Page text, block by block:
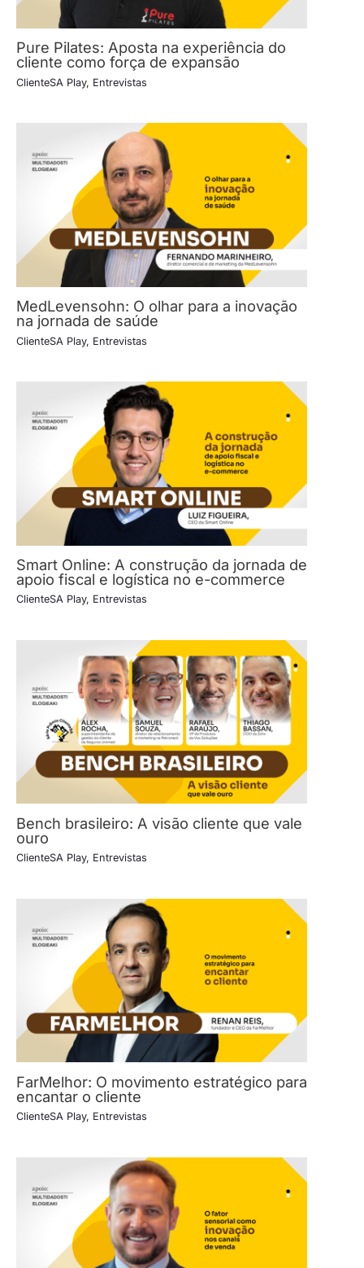
Pure Pilates: Aposta na experiência do
cliente como força de expansão
ClienteSA Play, Entrevistas
MedLevensohn: O olhar para a inovação
na jornada de saúde
ClienteSA Play, Entrevistas
Smart Online: A construção da jornada de
apoio fiscal e logística no e-commerce
ClienteSA Play, Entrevistas
Bench brasileiro: A visão cliente que vale
ouro
ClienteSA Play, Entrevistas
FarMelhor: O movimento estratégico para
encantar o cliente
ClienteSA Play, Entrevistas